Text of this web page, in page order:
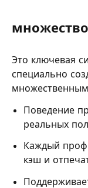
Это ключевая
специально
Поведение
реальных
Каждый
кэш и